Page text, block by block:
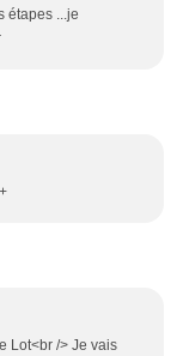
étapes ...je
Lot<br /> Je vais